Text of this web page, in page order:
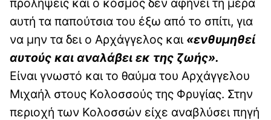
προλήψεις και ο κόσμος δεν αφήνει τη μέρα
αυτή τα παπούτσια του έξω από το σπίτι, για
να μην τα δει ο Αρχάγγελος και «ενθυμηθεί
αυτούς και αναλάβει εκ της ζωής».
Είναι γνωστό και το θαύμα του Αρχάγγελου
Μιχαήλ στους Κολοσσούς της Φρυγίας. Στην
περιοχή των Κολοσσών είχε αναβλύσει πηγή